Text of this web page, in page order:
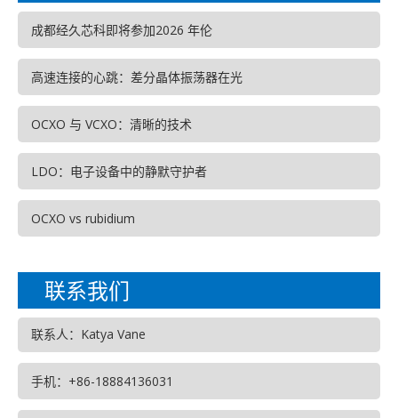
成都经久芯科即将参加2026 年伦
高速连接的心跳：差分晶体振荡器在光
OCXO 与 VCXO：清晰的技术
LDO：电子设备中的静默守护者
OCXO vs rubidium
联系我们
联系人：Katya Vane
手机：+86-18884136031